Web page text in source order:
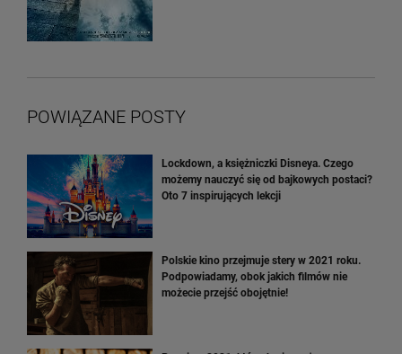
POWIĄZANE POSTY
Lockdown, a księżniczki Disneya. Czego
możemy nauczyć się od bajkowych postaci?
Oto 7 inspirujących lekcji
Polskie kino przejmuje stery w 2021 roku.
Podpowiadamy, obok jakich filmów nie
możecie przejść obojętnie!